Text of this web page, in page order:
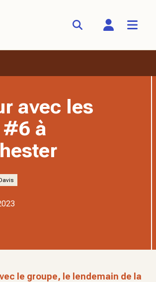
avec les
#6 à
le groupe, le lendemain de la